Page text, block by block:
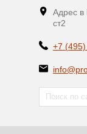
Адрес в
ст2
+7